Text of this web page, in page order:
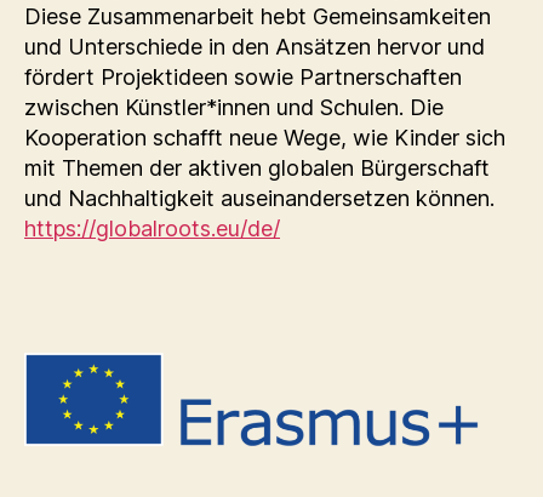
Diese Zusammenarbeit hebt Gemeinsamkeiten
und Unterschiede in den Ansätzen hervor und
fördert Projektideen sowie Partnerschaften
zwischen Künstler*innen und Schulen. Die
Kooperation schafft neue Wege, wie Kinder sich
mit Themen der aktiven globalen Bürgerschaft
und Nachhaltigkeit auseinandersetzen können.
https://globalroots.eu/de/